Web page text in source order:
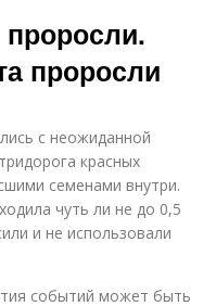
проросли
с неожиданной
красных
семенами внутри.
чуть ли не до 0,5
и не использовали
событий может быть